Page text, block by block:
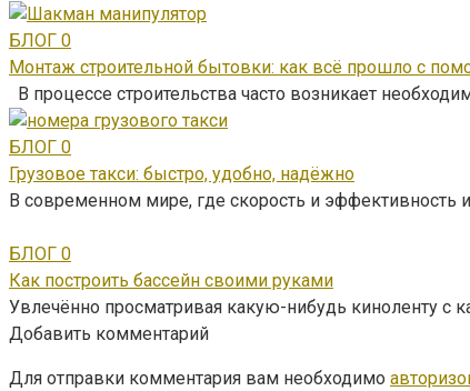
БЛОГ 0
Монтаж строительной бытовки: как всё прошло с
В процессе строительства часто возникает
БЛОГ 0
Грузовое такси: быстро, удобно, надёжно
В современном мире, где скорость и эффективность
БЛОГ 0
Как построить бассейн своими руками
Увлечённо просматривая какую-нибудь киноленту с
Добавить комментарий
Для отправки комментария вам необходимо